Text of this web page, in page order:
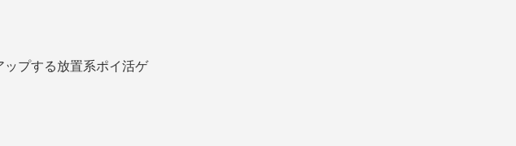
ップする放置系ポイ活ゲ